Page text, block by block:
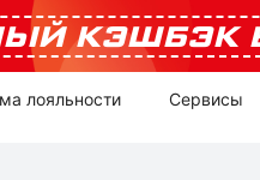
КЭШБЭК
лояльности Сервисы